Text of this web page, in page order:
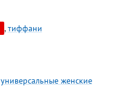
,тиффани
универсальные женские